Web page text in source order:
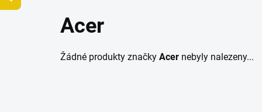
Acer
Žádné produkty značky Acer nebyly nalezeny...